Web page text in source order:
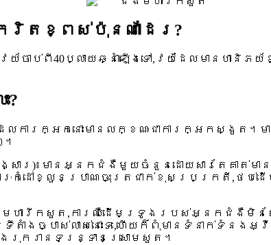
រិតខ្ពស់ប៉ុនណាដែរ?
ាប់ពី40ប្លាយឆ្នាំឡើងទៅ,វយ័ដែលមានហានិភយ័
?
លការក្អកនោះមានលក្ខណៈជាការក្អកស្ងួ
។
ារ)៖មានអ្នកជំងឺមួយចំនួនដោយសារតែគាត់ម
កំដៅខ្លួនប្រាណចុះត្រជាក់ខុសប្រក្រតី,ថប់ដើម
ារីកសួត,ការឈឺដើមទ្រូងរបស់អ្នកជំងឺមិនស្ដែ
ាំងច្បាស់លាស់នោះទេ,ហើយក៏ពុំមានទំនាក់ទំន
ពុងរុករានទន្រ្ទានស្រោមសួត។